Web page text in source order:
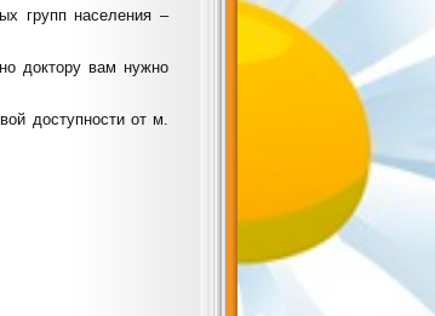
групп населения –
доктору вам нужно
доступности от м.